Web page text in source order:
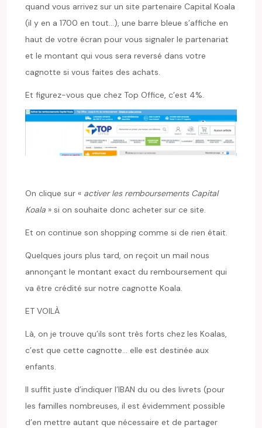
quand vous arrivez sur un site partenaire Capital Koala
(il y en a 1700 en tout…), une barre bleue s’affiche en
haut de votre écran pour vous signaler le partenariat
et le montant qui vous sera reversé dans votre
cagnotte si vous faites des achats.
Et figurez-vous que chez Top Office, c’est 4%.
On clique sur « activer les remboursements Capital
Koala » si on souhaite donc acheter sur ce site.
Et on continue son shopping comme si de rien était.
Quelques jours plus tard, on reçoit un mail nous
annonçant le montant exact du remboursement qui
va être crédité sur notre cagnotte Koala.
ET VOILÀ
Là, on je trouve qu’ils sont très forts chez les Koalas,
c’est que cette cagnotte… elle est destinée aux
enfants.
Il suffit juste d’indiquer l’IBAN du ou des livrets (pour
les familles nombreuses, il est évidemment possible
d’en mettre autant que nécessaire et de partager